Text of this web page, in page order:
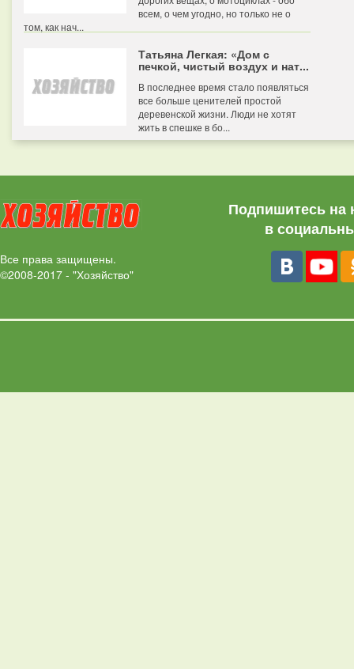
всем, о чем угодно, но только не о
том, как нач...
Татьяна Легкая: «Дом с
печкой, чистый воздух и нат...
В последнее время стало появляться
все больше ценителей простой
деревенской жизни. Люди не хотят
жить в спешке в бо...
Все права защищены.
©2008-2017 - "Хозяйство"
Подпишитесь на
в